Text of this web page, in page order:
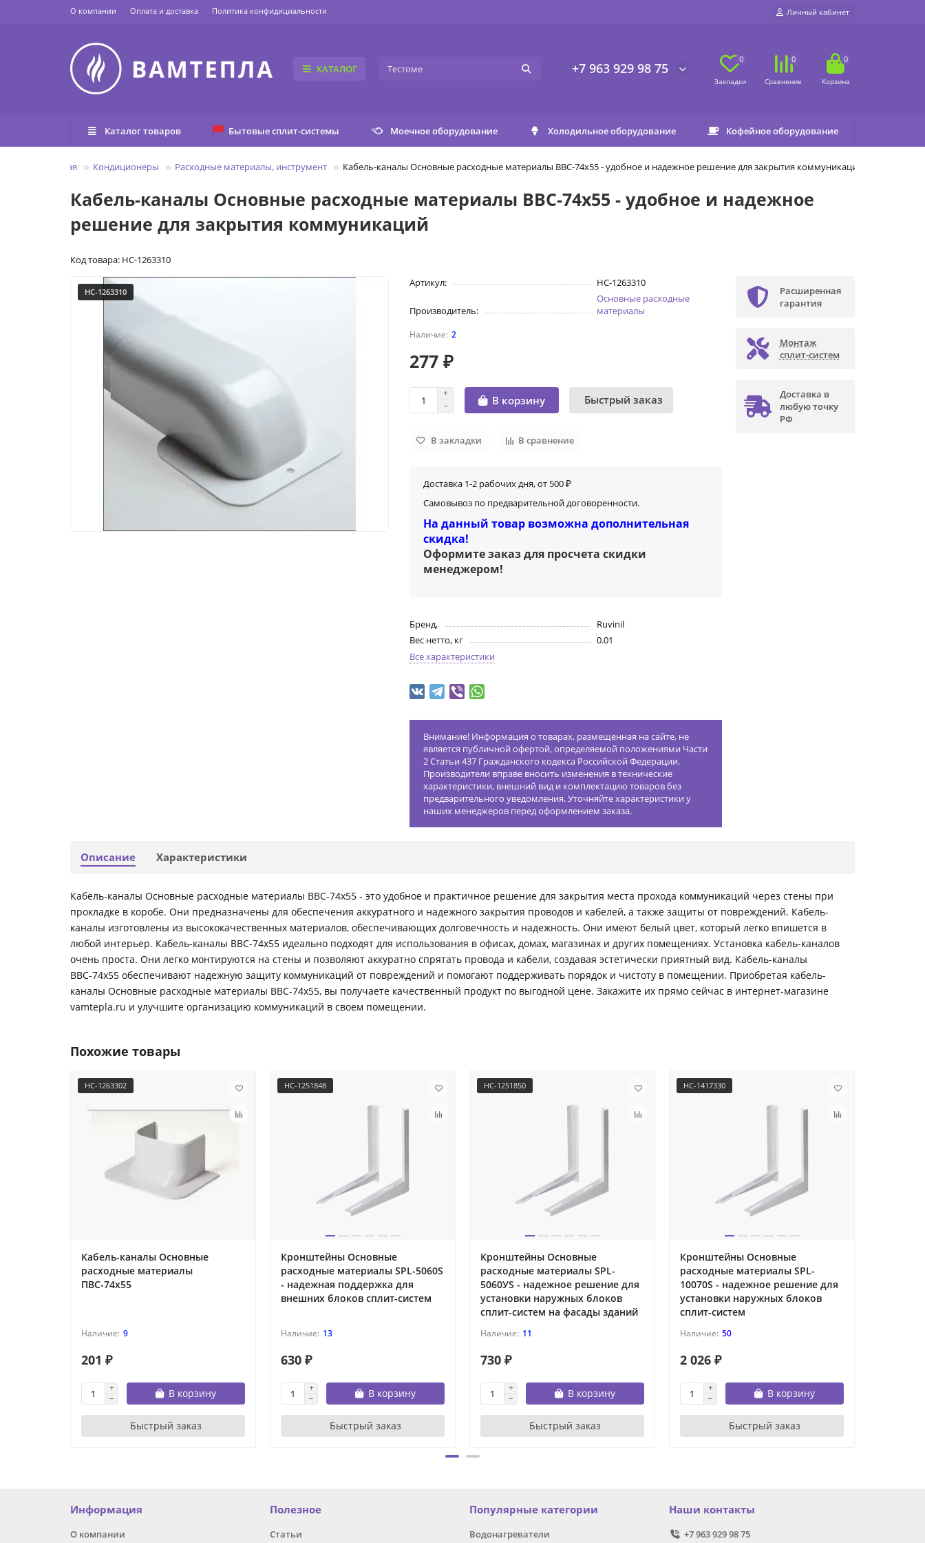
О компании Оплата и доставка Политика конфидициальности Личный кабинет
КАТАЛОГ +7 963 929 98 75
0 0 0
Каталог товаров Бытовые сплит-системы Моечное оборудование Холодильное оборудование Кофейное оборудование
Главная Кондиционеры Расходные материалы, инструмент Кабель-каналы Основные расходные материалы ВВС-74х55 - удобное и надежное решение для закрытия коммуникаций
Кабель-каналы Основные расходные материалы ВВС-74х55 - удобное и надежное
решение для закрытия коммуникаций
Код товара: НС-1263310
НС-1263310
Артикул: НС-1263310
Производитель:
Основные расходные
материалы
2
277 ₽
В корзину Быстрый заказ
В закладки В сравнение
Доставка 1-2 рабочих дня, от 500 ₽
Самовывоз по предварительной договоренности.
На данный товар возможна дополнительная
скидка!
Оформите заказ для просчета скидки
менеджером!
Бренд,
Ruvinil
Вес нетто, кг
0.01
Все характеристики
Внимание! Информация о товарах, размещенная на сайте, не
является публичной офертой, определяемой положениями Части
2 Статьи 437 Гражданского кодекса Российской Федерации.
Производители вправе вносить изменения в технические
характеристики, внешний вид и комплектацию товаров без
предварительного уведомления. Уточняйте характеристики у
наших менеджеров перед оформлением заказа.
Расширенная
гарантия
Монтаж
сплит-систем
Доставка в
любую точку
РФ
Описание Характеристики
Кабель-каналы Основные расходные материалы ВВС-74х55 - это удобное и практичное решение для закрытия места прохода коммуникаций через стены при
прокладке в коробе. Они предназначены для обеспечения аккуратного и надежного закрытия проводов и кабелей, а также защиты от повреждений. Кабель-
каналы изготовлены из высококачественных материалов, обеспечивающих долговечность и надежность. Они имеют белый цвет, который легко впишется в
любой интерьер. Кабель-каналы ВВС-74х55 идеально подходят для использования в офисах, домах, магазинах и других помещениях. Установка кабель-каналов
очень проста. Они легко монтируются на стены и позволяют аккуратно спрятать провода и кабели, создавая эстетически приятный вид. Кабель-каналы
ВВС-74х55 обеспечивают надежную защиту коммуникаций от повреждений и помогают поддерживать порядок и чистоту в помещении. Приобретая кабель-
каналы Основные расходные материалы ВВС-74х55, вы получаете качественный продукт по выгодной цене. Закажите их прямо сейчас в интернет-магазине
vamtepla.ru и улучшите организацию коммуникаций в своем помещении.
Похожие товары
НС-1263302
Кабель-каналы Основные
расходные материалы
ПВС-74х55
9
201 ₽
В корзину
Быстрый заказ
НС-1251848
Кронштейны Основные
расходные материалы SPL-5060S
- надежная поддержка для
внешних блоков сплит-систем
13
630 ₽
В корзину
Быстрый заказ
НС-1251850
Кронштейны Основные
расходные материалы SPL-
5060УS - надежное решение для
установки наружных блоков
сплит-систем на фасады зданий
11
730 ₽
В корзину
Быстрый заказ
НС-1417330
Кронштейны Основные
расходные материалы SPL-
10070S - надежное решение для
установки наружных блоков
сплит-систем
50
2 026 ₽
В корзину
Быстрый заказ
Информация
О компании
Полезное
Статьи
Популярные категории
Водонагреватели
Наши контакты
+7 963 929 98 75